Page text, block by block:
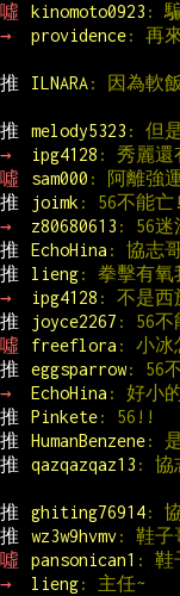
噓
kinomoto0923 :
→
providence: 再來
推 ILNARA: 因為軟
推 melody5323 : 但
→
ipg4128 : 秀麗還
噓
sam000 : 阿離強
推
joimk : 56不能亡
→
z80680613 : 56迷
推
EchoHina : 協志
推
lieng: 拳擊有氧
→
ipg4128 : 不是西
推
joyce2267 : 56不
噓
freeflora : 小
推
eggsparrow: 56
→
EchoHina : 好小
推
Pinkete: 56!!
推
HumanBenzene: 是
推
qazqazqaz13 :
推 ghiting76914:
推
wz3w9hvmv: 鞋子
噓
pansonican1 : 鞋
→
lieng: 主任~